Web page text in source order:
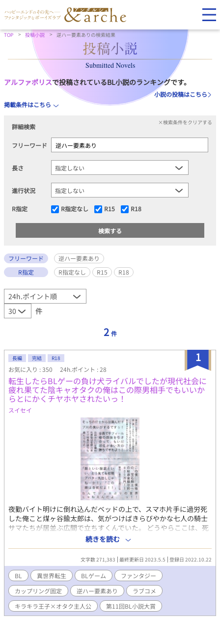
TOP 投稿小説 逆ハー要素ありの検索結果
Submitted Novels
アルファポリスで投稿されているBL小説のランキングです。
小説の投稿はこちら
掲載条件はこちら
詳細検索
×検索条件をクリアする
フリーワード
長さ
進行状況
R指定 R指定なし R15 R18
フリーワード
逆ハー要素あり
R指定
R指定なし R15 R18
件
2 件
1
長編 完結 R18
お気に入り : 350 24h.ポイント : 28
転生したらBLゲーの負け犬ライバルでしたが現代社会に
疲れ果てた陰キャオタクの俺はこの際男相手でもいいか
らとにかくチヤホヤされたいっ！
スイセイ
夜勤バイト明けに倒れ込んだベッドの上で、スマホ片手に過労死
した俺こと煤ヶ谷鍮太郎は、気がつけばきらびやかな七人の騎士
サマたちが居並ぶ広間で立ちすくんでいた。 どうやらここは、死
ぬ直前にコラボ報酬目当てでダウンロードしたBL恋愛ソーシャル
ゲーム『宝石の騎士と七つの耀燈（ランプ）』の世界のようだ。
俺の立ち位置はどうやら主人公に対する悪役ライバル、しかも不
人気ゆえ途中でフェードアウトするキャラらしい。 だが、俺は知
ってしまった。最初のチュートリアルバトルにて、イケメンに守
られチヤホヤされて、優しい言葉をかけてもらえる喜びを。 こん
なやさしい世界を目の前にして、前世みたいに隅っこで丸まって
るだけのダンゴムシとして生きてくなんてできっこない。過去の
陰縁焼き捨てて、コンプラ無視のキラキラ王子を傍らに、同じく
続きを読む
文字数 271,383 最終更新日 2023.5.5 登録日 2022.10.22
BL 異世界転生 BLゲーム
ファンタジー
カップリング固定
逆ハー要素あり
ラブコメ
キラキラ王子×オタク主人公
第11回BL小説大賞